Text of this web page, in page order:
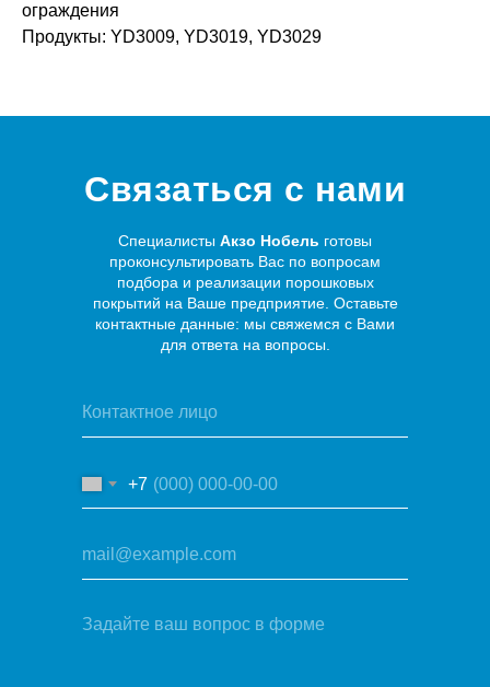
ограждения
Продукты: YD3009, YD3019, YD3029
Специалисты Акзо Нобель готовы
проконсультировать Вас по вопросам
подбора и реализации порошковых
покрытий на Ваше предприятие. Оставьте
контактные данные: мы свяжемся с Вами
для ответа на вопросы.
Связаться с нами
+7